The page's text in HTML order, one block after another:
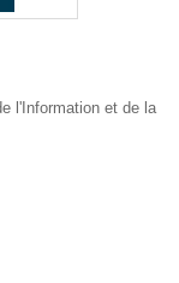
l'Information et de la